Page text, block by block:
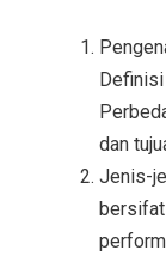
dan
Jenis-